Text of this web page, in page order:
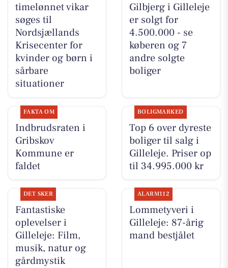
timelønnet vikar
søges til
Nordsjællands
Krisecenter for
kvinder og børn i
sårbare
situationer
Gilbjerg i Gilleleje
er solgt for
4.500.000 - se
køberen og 7
andre solgte
boliger
FAKTA OM
Indbrudsraten i
Gribskov
Kommune er
faldet
BOLIGMARKED
Top 6 over dyreste
boliger til salg i
Gilleleje. Priser op
til 34.995.000 kr
DET SKER
Fantastiske
oplevelser i
Gilleleje: Film,
musik, natur og
gårdmystik
ALARM112
Lommetyveri i
Gilleleje: 87-årig
mand bestjålet